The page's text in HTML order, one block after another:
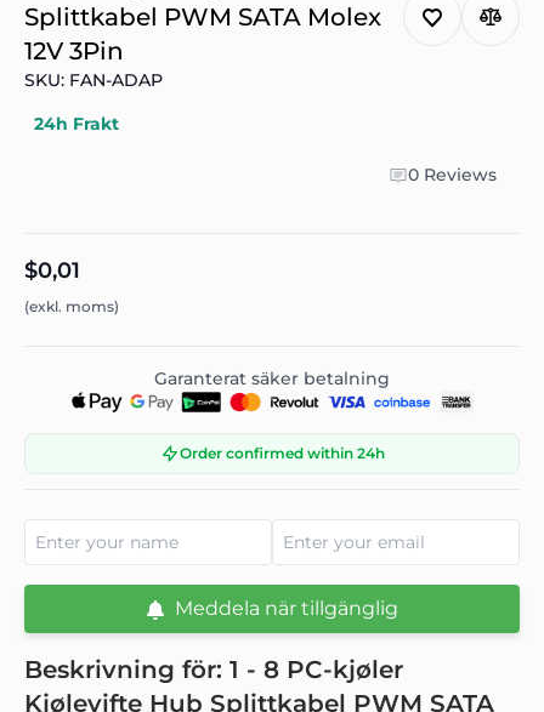
Splittkabel PWM SATA Molex
12V 3Pin
SKU: FAN-ADAP
24h Frakt
0 Reviews
$0,01
(exkl. moms)
Garanterat säker betalning
Order confirmed within 24h
Meddela när tillgänglig
Beskrivning för: 1 - 8 PC-kjøler
Kjølevifte Hub Splittkabel PWM SATA